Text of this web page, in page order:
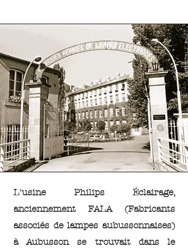
L'usine Philips Éclairage,
anciennement FALA (Fabricants
associés de lampes aubussonnaises)
à Aubusson se trouvait dans le